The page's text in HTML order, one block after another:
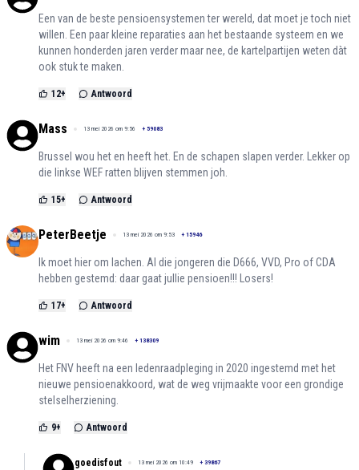
Een van de beste pensioensystemen ter wereld, dat moet je toch niet
willen. Een paar kleine reparaties aan het bestaande systeem en we
kunnen honderden jaren verder maar nee, de kartelpartijen weten dàt
ook stuk te maken.
12+ Antwoord
Mass 13 mei 2026 om 9:56 + 59083
Brussel wou het en heeft het. En de schapen slapen verder. Lekker op
die linkse WEF ratten blijven stemmen joh.
15+ Antwoord
PeterBeetje 13 mei 2026 om 9:53 + 15946
Ik moet hier om lachen. Al die jongeren die D666, VVD, Pro of CDA
hebben gestemd: daar gaat jullie pensioen!!! Losers!
17+ Antwoord
wim 13 mei 2026 om 9:46 + 138309
Het FNV heeft na een ledenraadpleging in 2020 ingestemd met het
nieuwe pensioenakkoord, wat de weg vrijmaakte voor een grondige
stelselherziening.
9+ Antwoord
goedisfout 13 mei 2026 om 10:49 + 39867